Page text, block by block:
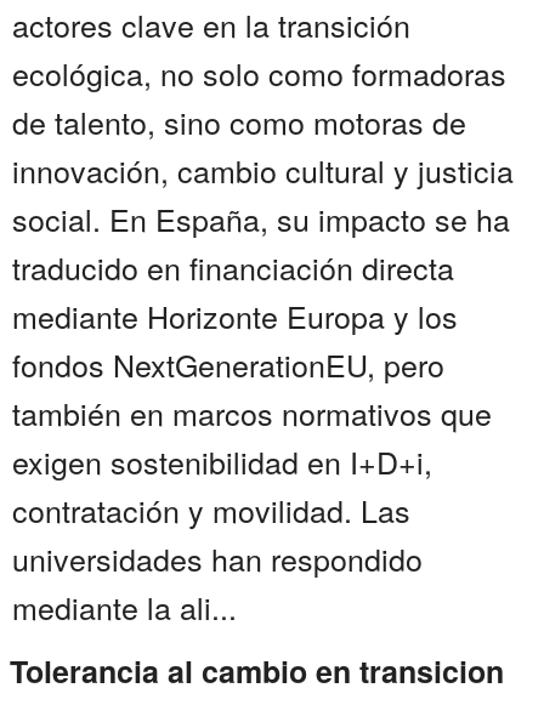
actores clave en la transición
ecológica, no solo como formadoras
de talento, sino como motoras de
innovación, cambio cultural y justicia
social. En España, su impacto se ha
traducido en financiación directa
mediante Horizonte Europa y los
fondos NextGenerationEU, pero
también en marcos normativos que
exigen sostenibilidad en I+D+i,
contratación y movilidad. Las
universidades han respondido
mediante la ali...
Tolerancia al cambio en transicion